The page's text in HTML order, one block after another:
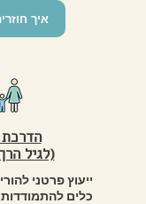
< איך
הדרכת
(לגיל
ייעוץ פרטני
כלים